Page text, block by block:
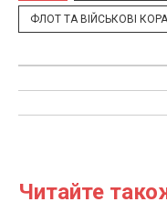
ФЛОТ ТА ВІЙСЬКОВІ
Читайте